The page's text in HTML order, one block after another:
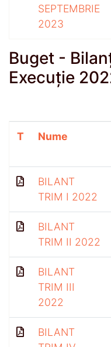
SEPTEMBRIE
2023
Buget -
Execuție
T Nume
BILANT
TRIM I 2022
BILANT
TRIM II 2022
BILANT
TRIM III
2022
BILANT